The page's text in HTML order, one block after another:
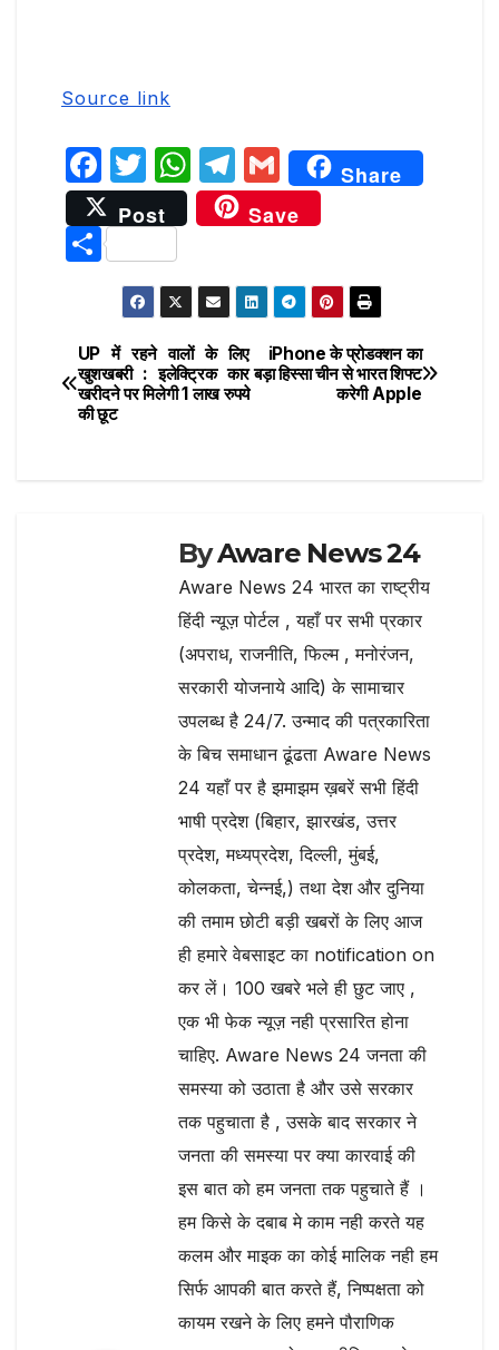
Source link
F
a
c
e
b
o
o
k
T
w
it
te
r
W
h
at
A
p
p
T
el
e
ra
m
G
m
ai
Share
Post
Save
S
h
ar
e
Post
navigation
iPhone के प्रोडक्शन का
बड़ा हिस्सा चीन से भारत शिफ्ट
करेगी Apple
UP में रहने वालों के लिए
खुशखबरी : इलेक्ट्रिक कार
खरीदने पर मिलेगी 1 लाख रुपये
की छूट
ByAware News 24
Aware News 24 भारत का राष्ट्रीय
हिंदी न्यूज़ पोर्टल , यहाँ पर सभी प्रकार
(अपराध, राजनीति, फिल्म , मनोरंजन,
सरकारी योजनाये आदि) के सामाचार
उपलब्ध है 24/7. उन्माद की पत्रकारिता
के बिच समाधान ढूंढता Aware News
24 यहाँ पर है झमाझम ख़बरें सभी हिंदी
भाषी प्रदेश (बिहार, झारखंड, उत्तर
प्रदेश, मध्यप्रदेश, दिल्ली, मुंबई,
कोलकता, चेन्नई,) तथा देश और दुनिया
की तमाम छोटी बड़ी खबरों के लिए आज
ही हमारे वेबसाइट का notification on
कर लें। 100 खबरे भले ही छुट जाए ,
एक भी फेक न्यूज़ नही प्रसारित होना
चाहिए. Aware News 24 जनता की
समस्या को उठाता है और उसे सरकार
तक पहुचाता है , उसके बाद सरकार ने
जनता की समस्या पर क्या कारवाई की
इस बात को हम जनता तक पहुचाते हैं ।
हम किसे के दबाब मे काम नही करते यह
कलम और माइक का कोई मालिक नही हम
सिर्फ आपकी बात करते हैं, निष्पक्षता को
कायम रखने के लिए हमने पौराणिक